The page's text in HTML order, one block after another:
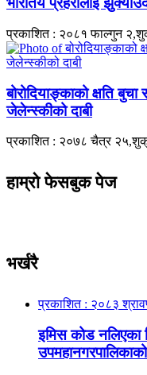
प्रकाशित : २०८१ फाल्गुन
बोरोदियाङ्काको क्षति
जेलेन्स्कीको दाबी
प्रकाशित : २०७८ चैत्र
हाम्रो फेसबुक पेज
भर्खरै
प्रकाशित : २०८३
इमिस कोड नलिएका